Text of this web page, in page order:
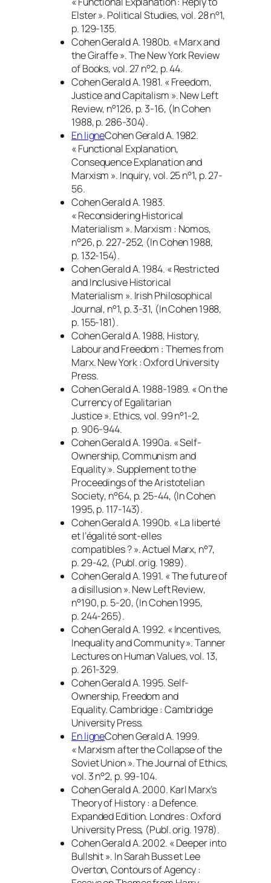
Elster ». Political Studies, vol. 28 n°1,
p. 129-135.
Cohen Gerald A. 1980b. « Marx and
the Giraffe ».The New York Review
of Books, vol. 27 n°2, p. 44.
Cohen Gerald A. 1981. « Freedom,
Justice and Capitalism ».New Left
Review, n°126, p. 3-16, (InCohen
1988, p. 286-304).
En ligneCohen Gerald A. 1982.
« Functional Explanation,
Consequence Explanation and
Marxism ». Inquiry, vol. 25 n°1, p. 27-
56.
Cohen Gerald A. 1983.
« Reconsidering Historical
Materialism ». Marxism : Nomos,
n°26, p. 227-252, (InCohen 1988,
p. 132-154).
Cohen Gerald A. 1984. « Restricted
and Inclusive Historical
Materialism ». Irish Philosophical
Journal, n°1, p. 3-31, (InCohen 1988,
p. 155-181).
Cohen Gerald A. 1988, History,
Labour and Freedom : Themes from
Marx. New York : Oxford University
Press.
Cohen Gerald A. 1988-1989. « On the
Currency of Egalitarian
Justice ». Ethics, vol. 99 n°1-2,
p. 906-944.
Cohen Gerald A. 1990a. « Self-
Ownership, Communism and
Equality ».Supplement to the
Proceedings of the Aristotelian
Society, n°64, p. 25-44, (InCohen
1995, p. 117-143).
Cohen Gerald A. 1990b. « La liberté
et l’égalité sont-elles
compatibles ? ».Actuel Marx, n°7,
p. 29-42, (Publ. orig. 1989).
Cohen Gerald A. 1991. « The future of
a disillusion ».New Left Review,
n°190, p. 5-20, (InCohen 1995,
p. 244-265).
Cohen Gerald A. 1992. « Incentives,
Inequality and Community ».Tanner
Lectures on Human Values, vol. 13,
p. 261-329.
Cohen Gerald A. 1995.Self-
Ownership, Freedom and
Equality.Cambridge : Cambridge
University Press.
En ligneCohen Gerald A. 1999.
« Marxism after the Collapse of the
Soviet Union ».The Journal of Ethics,
vol. 3 n°2, p. 99-104.
Cohen Gerald A. 2000. Karl Marx’s
Theory of History : a Defence.
Expanded Edition. Londres : Oxford
University Press, (Publ. orig. 1978).
Cohen Gerald A. 2002. « Deeper into
Bullshit ». InSarah Buss et Lee
Overton,Contours of Agency :